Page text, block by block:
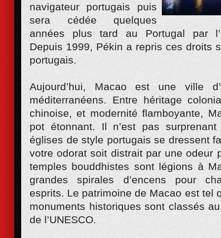
navigateur portugais puis
sera cédée quelques
années plus tard au Portugal par
Depuis 1999, Pékin a repris ces droits
portugais.
Aujourd’hui, Macao est une ville
méditerranéens. Entre héritage
chinoise, et modernité flamboyante,
pot étonnant. Il n’est pas
églises de style portugais se dressent
votre odorat soit distrait par une odeur
temples bouddhistes sont légions à
grandes spirales d’encens pour
esprits. Le patrimoine de Macao est tel
monuments historiques sont classés
de l’UNESCO.